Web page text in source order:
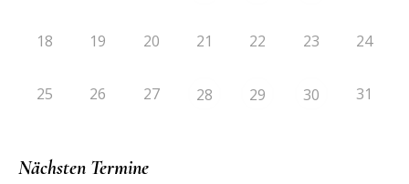
18 19 20 21 22 23 24
25 26 27 28 29 30 31
Nächsten Termine